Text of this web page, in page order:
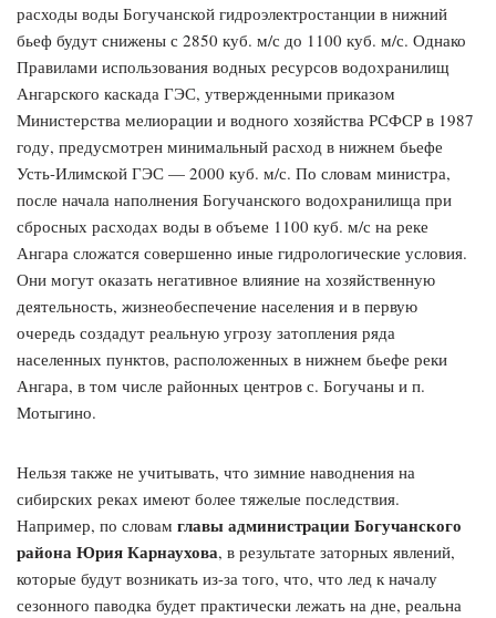
расходы воды Богучанской гидроэлектростанции в нижний
бьеф будут снижены с 2850 куб. м/с до 1100 куб. м/с. Однако
Правилами использования водных ресурсов водохранилищ
Ангарского каскада ГЭС, утвержденными приказом
Министерства мелиорации и водного хозяйства РСФСР в 1987
году, предусмотрен минимальный расход в нижнем бьефе
Усть-Илимской ГЭС — 2000 куб. м/с. По словам министра,
после начала наполнения Богучанского водохранилища при
сбросных расходах воды в объеме 1100 куб. м/с на реке
Ангара сложатся совершенно иные гидрологические условия.
Они могут оказать негативное влияние на хозяйственную
деятельность, жизнеобеспечение населения и в первую
очередь создадут реальную угрозу затопления ряда
населенных пунктов, расположенных в нижнем бьефе реки
Ангара, в том числе районных центров с. Богучаны и п.
Мотыгино.
Нельзя также не учитывать, что зимние наводнения на
сибирских реках имеют более тяжелые последствия.
Например, по словам главы администрации Богучанского
района Юрия Карнаухова, в результате заторных явлений,
которые будут возникать из-за того, что, что лед к началу
сезонного паводка будет практически лежать на дне, реальна